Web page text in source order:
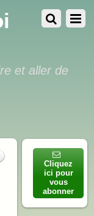
et aller de
Cliquez
ici pour
vous
abonner